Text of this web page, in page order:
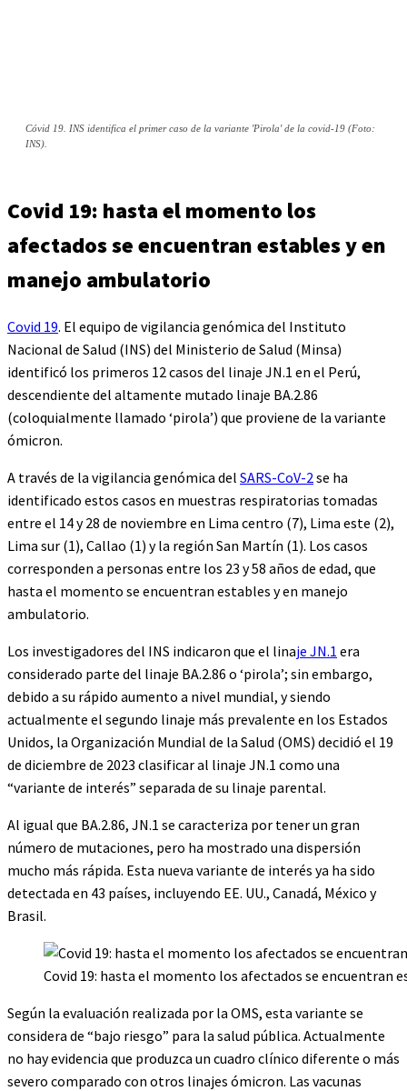
Cóvid 19. INS identifica el primer caso de la variante 'Pirola' de la covid-19 (Foto:
INS).
Covid 19: hasta el momento los
afectados se encuentran estables y en
manejo ambulatorio
Covid 19. El equipo de vigilancia genómica del Instituto
Nacional de Salud (INS) del Ministerio de Salud (Minsa)
identificó los primeros 12 casos del linaje JN.1 en el Perú,
descendiente del altamente mutado linaje BA.2.86
(coloquialmente llamado ‘pirola’) que proviene de la variante
ómicron.
A través de la vigilancia genómica del SARS-CoV-2se ha
identificado estos casos en muestras respiratorias tomadas
entre el 14 y 28 de noviembre en Lima centro (7), Lima este (2),
Lima sur (1), Callao (1) y la región San Martín (1). Los casos
corresponden a personas entre los 23 y 58 años de edad, que
hasta el momento se encuentran estables y en manejo
ambulatorio.
Los investigadores del INS indicaron que el linaje JN.1 era
considerado parte del linaje BA.2.86 o ‘pirola’; sin embargo,
debido a su rápido aumento a nivel mundial, y siendo
actualmente el segundo linaje más prevalente en los Estados
Unidos, la Organización Mundial de la Salud (OMS) decidió el 19
de diciembre de 2023 clasificar al linaje JN.1 como una
“variante de interés” separada de su linaje parental.
Al igual que BA.2.86, JN.1 se caracteriza por tener un gran
número de mutaciones, pero ha mostrado una dispersión
mucho más rápida. Esta nueva variante de interés ya ha sido
detectada en 43 países, incluyendo EE. UU., Canadá, México y
Brasil.
Covid 19: hasta el momento los afectados se encuentran
Según la evaluación realizada por la OMS, esta variante se
considera de “bajo riesgo” para la salud pública. Actualmente
no hay evidencia que produzca un cuadro clínico diferente o más
severo comparado con otros linajes ómicron. Las vacunas